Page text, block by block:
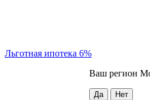
Льготная ипотека 6%
Ваш регион